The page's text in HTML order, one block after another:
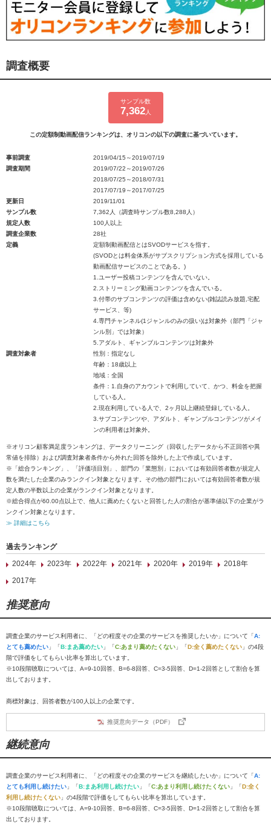
調査概要
サンプル数
7,362人
この定額制動画配信ランキングは、オリコンの以下の調査に基づいています。
事前調査
2019/04/15～2019/07/19
調査期間
2019/07/22～2019/07/26
2018/07/25～2018/07/31
2017/07/19～2017/07/25
更新日
2019/11/01
サンプル数
7,362人（調査時サンプル数8,288人）
規定人数
100人以上
調査企業数
28社
定義
定額制動画配信とはSVODサービスを指す。
(SVODとは料金体系がサブスクリプション方式を採用している
動画配信サービスのことである。)
1.ユーザー投稿コンテンツを含んでいない。
2.ストリーミング動画コンテンツを含んでいる。
3.付帯のサブコンテンツの評価は含めない(雑誌読み放題,宅配
サービス、等)
4.専門チャンネル(1ジャンルのみの扱い)は対象外（部門「ジャ
ンル別」では対象）
5.アダルト、ギャンブルコンテンツは対象外
調査対象者
性別：指定なし
年齢：18歳以上
地域：全国
条件：1.自身のアカウントで利用していて、かつ、料金を把握
している人。
2.現在利用している人で、2ヶ月以上継続登録している人。
3.サブコンテンツや、アダルト、ギャンブルコンテンツがメイ
ンの利用者は対象外。
※オリコン顧客満足度ランキングは、データクリーニング（回収したデータから不正回答や異
常値を排除）および調査対象者条件から外れた回答を除外した上で作成しています。
※「総合ランキング」、「評価項目別」、部門の「業態別」においては有効回答者数が規定人
数を満たした企業のみランクイン対象となります。その他の部門においては有効回答者数が規
定人数の半数以上の企業がランクイン対象となります。
※総合得点が60.00点以上で、他人に薦めたくないと回答した人の割合が基準値以下の企業がラ
ンクイン対象となります。
≫ 詳細はこちら
過去ランキング
2024年
2023年 2022年 2021年 2020年 2019年
2018年
2017年
推奨意向
調査企業のサービス利用者に、「どの程度その企業のサービスを推奨したいか」について「A:
とても薦めたい 」「B:まあ薦めたい 」「C:あまり薦めたくない 」「D:全く薦めたくない 」の4段
階で評価をしてもらい比率を算出しています。
※10段階聴取については、A=9-10回答、B=6-8回答、C=3-5回答、D=1-2回答として割合を算
出しております。
商標対象は、回答者数が100人以上の企業です。
推奨意向データ（PDF）
継続意向
調査企業のサービス利用者に、「どの程度その企業のサービスを継続したいか」について「A:
とても利用し続けたい 」「B:まあ利用し続けたい 」「C:あまり利用し続けたくない 」「D:全く
利用し続けたくない 」の4段階で評価をしてもらい比率を算出しています。
※10段階聴取については、A=9-10回答、B=6-8回答、C=3-5回答、D=1-2回答として割合を算
出しております。